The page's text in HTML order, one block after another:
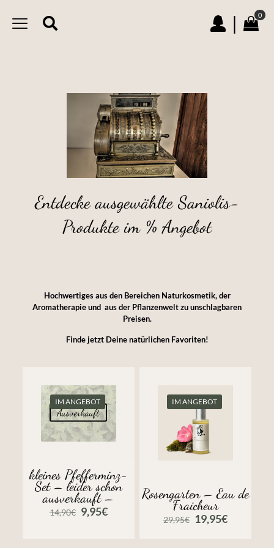
| 0
Entdecke ausgewählte Saniolis-
Produkte im % Angebot
Hochwertiges aus den Bereichen Naturkosmetik, der
Aromatherapie und aus der Pflanzenwelt zu unschlagbaren
Preisen.
Finde jetzt Deine natürlichen Favoriten!
IM ANGEBOT
Ausverkauft
kleines Pfefferminz-
Set – leider schon
ausverkauft –
14,90€ Ursprünglicher
9,95€Aktueller
IM ANGEBOT
Rosengarten – Eau de
Fraicheur
29,95€ Ursprünglicher
19,95€Aktueller